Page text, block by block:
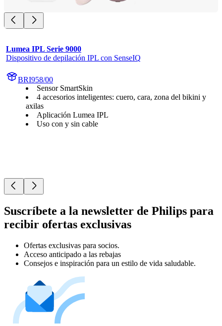
Lumea IPL Serie 9000
Dispositivo de depilación IPL con SenseIQ
BRI958/00
Sensor SmartSkin
4 accesorios inteligentes: cuero, cara, zona del bikini y
axilas
Aplicación Lumea IPL
Uso con y sin cable
Suscríbete a la newsletter de Philips para
recibir ofertas exclusivas
Ofertas exclusivas para socios.
Acceso anticipado a las rebajas
Consejos e inspiración para un estilo de vida saludable.